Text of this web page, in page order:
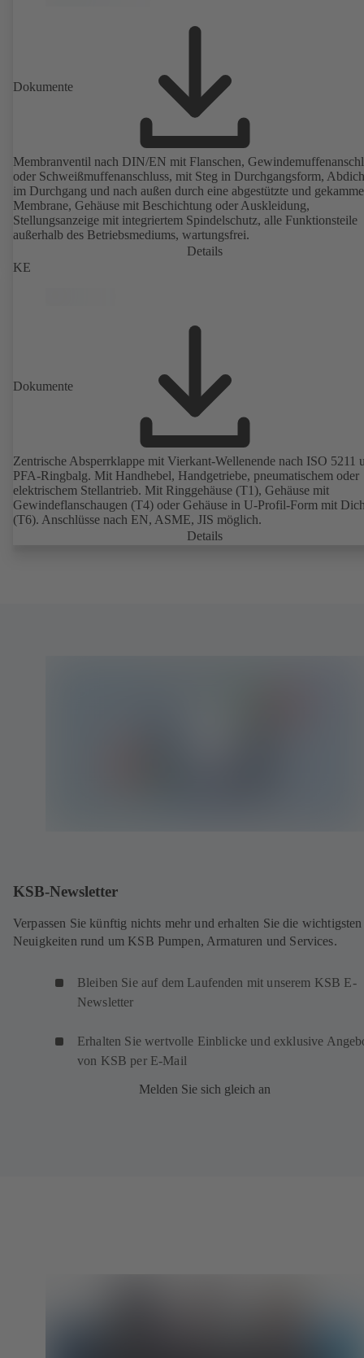
Dokumente
Membranventil nach DIN/EN mit Flanschen,
oder Schweißmuffenanschluss, mit Steg in Durchgangsform,
im Durchgang und nach außen durch eine abgestützte und
Membrane, Gehäuse mit Beschichtung oder Auskleidung,
Stellungsanzeige mit integriertem Spindelschutz, alle Funktionsteile
außerhalb des Betriebsmediums, wartungsfrei.
Details
KE
Dokumente
Zentrische Absperrklappe mit Vierkant-Wellenende nach ISO 5211
PFA-Ringbalg. Mit Handhebel, Handgetriebe, pneumatischem oder
elektrischem Stellantrieb. Mit Ringgehäuse (T1), Gehäuse mit
Gewindeflanschaugen (T4) oder Gehäuse in U-Profil-Form mit
(T6). Anschlüsse nach EN, ASME, JIS möglich.
Details
KSB-Newsletter
Verpassen Sie künftig nichts mehr und erhalten Sie die wichtigsten
Neuigkeiten rund um KSB Pumpen, Armaturen und Services.
Bleiben Sie auf dem Laufenden mit unserem KSB E-
Newsletter
Erhalten Sie wertvolle Einblicke und exklusive
von KSB per E-Mail
Melden Sie sich gleich an